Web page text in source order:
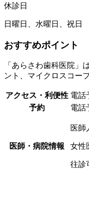
休診日
日曜日、水曜日、祝日
おすすめポイント
「あらさわ歯科医院
ント、マイクロスコー
アクセス・利便性 電話
予約
電話
医師・病院情報
医師
女性
往診